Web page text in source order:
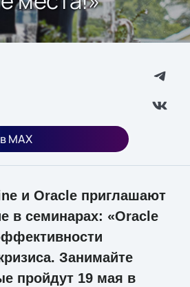
MAX
и Oracle приглашают
в семинарах: «Oracle
Занимайте
пройдут 19 мая в